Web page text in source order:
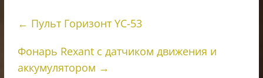
← Пульт Горизонт YC-53
Фонарь Rexant с датчиком движения и
аккумулятором →